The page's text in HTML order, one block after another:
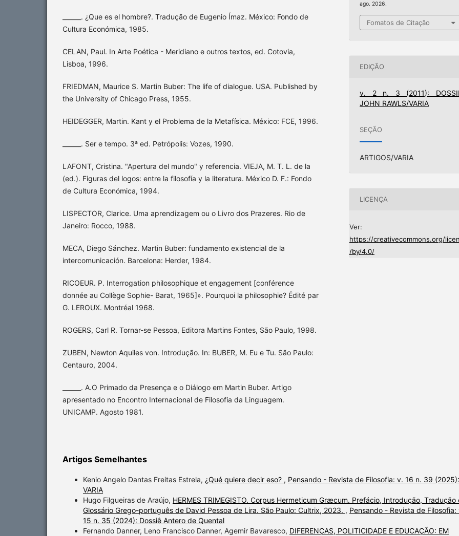
______. ¿Que es el hombre?. Tradução de Eugenio Ímaz. México: Fondo de
Cultura Económica, 1985.
CELAN, Paul. In Arte Poética - Meridiano e outros textos, ed. Cotovia,
Lisboa, 1996.
FRIEDMAN, Maurice S. Martin Buber: The life of dialogue. USA. Published by
the University of Chicago Press, 1955.
HEIDEGGER, Martin. Kant y el Problema de la Metafísica. México: FCE, 1996.
______. Ser e tempo. 3ª ed. Petrópolis: Vozes, 1990.
LAFONT, Cristina. "Apertura del mundo" y referencia. VIEJA, M. T. L. de la
(ed.). Figuras del logos: entre la filosofía y la literatura. México D. F.: Fondo
de Cultura Económica, 1994.
LISPECTOR, Clarice. Uma aprendizagem ou o Livro dos Prazeres. Rio de
Janeiro: Rocco, 1988.
MECA, Diego Sánchez. Martin Buber: fundamento existencial de la
intercomunicación. Barcelona: Herder, 1984.
RICOEUR. P. Interrogation philosophique et engagement [conférence
donnée au Collège Sophie- Barat, 1965]». Pourquoi la philosophie? Édité par
G. LEROUX. Montréal 1968.
ROGERS, Carl R. Tornar-se Pessoa, Editora Martins Fontes, São Paulo, 1998.
ZUBEN, Newton Aquiles von. Introdução. In: BUBER, M. Eu e Tu. São Paulo:
Centauro, 2004.
______. A.O Primado da Presença e o Diálogo em Martin Buber. Artigo
apresentado no Encontro Internacional de Filosofia da Linguagem.
UNICAMP. Agosto 1981.
ago. 2026.
Fomatos de Citação
EDIÇÃO
v. 2 n. 3 (2011):
JOHN RAWLS/VARIA
SEÇÃO
ARTIGOS/VARIA
LICENÇA
Ver:
https://creativecommons.org/
/by/4.0/
Artigos Semelhantes
Kenio Angelo Dantas Freitas Estrela, ¿Qué quiere decir eso? , Pensando - Revista de Filosofia: v. 16 n. 39 (2025):
VARIA
Hugo Filgueiras de Araújo, HERMES TRIMEGISTO. Corpus Hermeticum Græcum. Prefácio, Introdução, Tradução
Glossário Grego-português de David Pessoa de Lira. São Paulo: Cultrix, 2023. , Pensando - Revista de Filosofia:
15 n. 35 (2024): Dossiê Antero de Quental
Fernando Danner, Leno Francisco Danner, Agemir Bavaresco, DIFERENÇAS, POLITICIDADE E EDUCAÇÃO: EM